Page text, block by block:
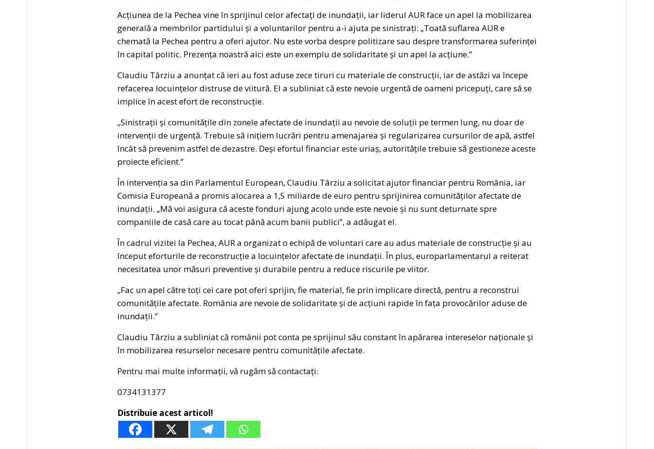
Acțiunea de la Pechea vine în sprijinul celor afectați de inundații, iar liderul AUR face un apel la mobilizarea
generală a membrilor partidului și a voluntarilor pentru a-i ajuta pe sinistrați: „Toată suflarea AUR e
chemată la Pechea pentru a oferi ajutor. Nu este vorba despre politizare sau despre transformarea suferinței
în capital politic. Prezența noastră aici este un exemplu de solidaritate și un apel la acțiune.”
Claudiu Târziu a anunțat că ieri au fost aduse zece tiruri cu materiale de construcții, iar de astăzi va începe
refacerea locuințelor distruse de viitură. El a subliniat că este nevoie urgentă de oameni pricepuți, care să se
implice în acest efort de reconstrucție.
„Sinistrații și comunitățile din zonele afectate de inundații au nevoie de soluții pe termen lung, nu doar de
intervenții de urgență. Trebuie să inițiem lucrări pentru amenajarea și regularizarea cursurilor de apă, astfel
încât să prevenim astfel de dezastre. Deși efortul financiar este uriaș, autoritățile trebuie să gestioneze aceste
proiecte eficient.”
În intervenția sa din Parlamentul European, Claudiu Târziu a solicitat ajutor financiar pentru România, iar
Comisia Europeană a promis alocarea a 1,5 miliarde de euro pentru sprijinirea comunităților afectate de
inundații. „Mă voi asigura că aceste fonduri ajung acolo unde este nevoie și nu sunt deturnate spre
companiile de casă care au tocat până acum banii publici”, a adăugat el.
În cadrul vizitei la Pechea, AUR a organizat o echipă de voluntari care au adus materiale de construcție și au
început eforturile de reconstrucție a locuințelor afectate de inundații. În plus, europarlamentarul a reiterat
necesitatea unor măsuri preventive și durabile pentru a reduce riscurile pe viitor.
„Fac un apel către toți cei care pot oferi sprijin, fie material, fie prin implicare directă, pentru a reconstrui
comunitățile afectate. România are nevoie de solidaritate și de acțiuni rapide în fața provocărilor aduse de
inundații.”
Claudiu Târziu a subliniat că românii pot conta pe sprijinul său constant în apărarea intereselor naționale și
în mobilizarea resurselor necesare pentru comunitățile afectate.
Pentru mai multe informații, vă rugăm să contactați:
0734131377
Distribuie acest articol!